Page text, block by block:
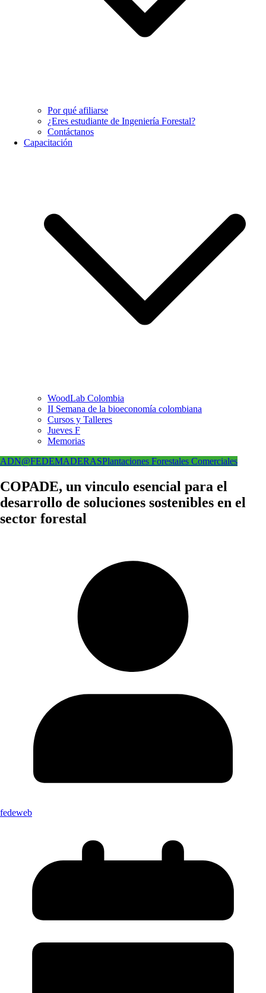
Por qué afiliarse
¿Eres estudiante de Ingeniería Forestal?
Contáctanos
Capacitación
WoodLab Colombia
II Semana de la bioeconomía colombiana
Cursos y Talleres
Jueves F
Memorias
ADN@FEDEMADERASPlantaciones Forestales Comerciales
COPADE, un vinculo esencial para el
desarrollo de soluciones sostenibles en el
sector forestal
fedeweb